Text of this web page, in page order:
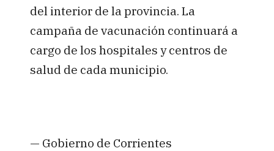
del interior de la provincia. La
campaña de vacunación continuará a
cargo de los hospitales y centros de
salud de cada municipio.
— Gobierno de Corrientes